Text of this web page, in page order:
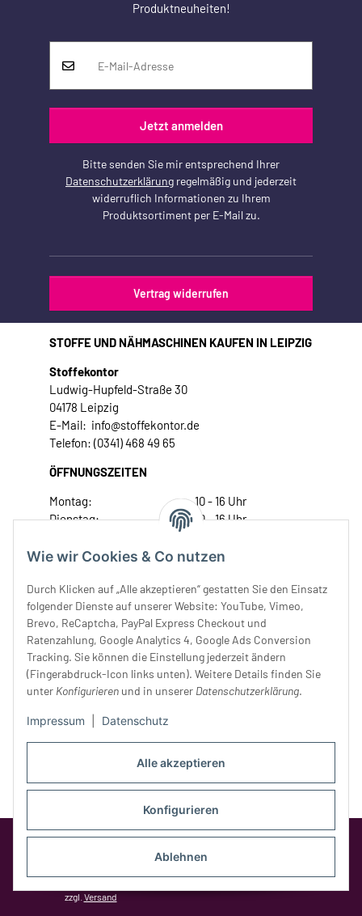
Alle akzeptieren
Konfigurieren
Ablehnen
Wie wir Cookies & Co nutzen
Durch Klicken auf „Alle akzeptieren“ gestatten Sie den Einsatz
folgender Dienste auf unserer Website: YouTube, Vimeo,
Brevo, ReCaptcha, PayPal Express Checkout und
Ratenzahlung, Google Analytics 4, Google Ads Conversion
Tracking. Sie können die Einstellung jederzeit ändern
(Fingerabdruck-Icon links unten). Weitere Details finden Sie
unter Konfigurieren und in unserer Datenschutzerklärung.
Impressum Datenschutz
Produktneuheiten!
Jetzt anmelden
Bitte senden Sie mir entsprechend Ihrer
Datenschutzerklärung regelmäßig und jederzeit
widerruflich Informationen zu Ihrem
Produktsortiment per E-Mail zu.
Vertrag widerrufen
STOFFE UND NÄHMASCHINEN KAUFEN IN LEIPZIG
Stoffekontor
Ludwig-Hupfeld-Straße 30
04178 Leipzig
E-Mail: info@stoffekontor.de
Telefon: (0341) 468 49 65
ÖFFNUNGSZEITEN
Montag:
10 - 16 Uhr
Dienstag:
10 - 16 Uhr
Donnerstag:
10 - 18 Uhr
Samstag:
10 - 14 Uhr
Unser Service
Rechtliches
Google Analytics deaktivierenStatus:
zzgl. Versand